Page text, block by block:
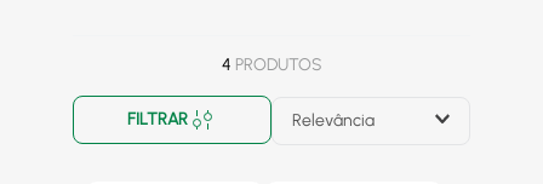
4 PRODUTOS
FILTRAR Relevância